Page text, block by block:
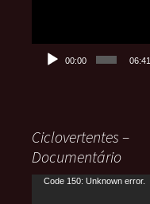
00:00 06:41
Ciclovertentes –
Documentário
Tocador
Code 150: Unknown error.